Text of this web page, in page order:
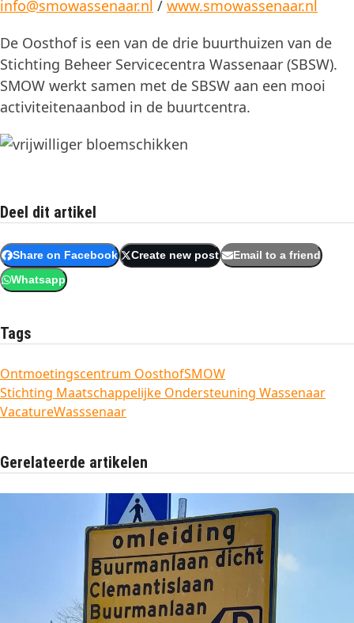
info@smowassenaar.nl / www.smowassenaar.nl
De Oosthof is een van de drie buurthuizen van de
Stichting Beheer Servicecentra Wassenaar (SBSW).
SMOW werkt samen met de SBSW aan een mooi
activiteitenaanbod in de buurtcentra.
Deel dit artikel
Share on Facebook Create new post Email to a friend
Whatsapp
Tags
Ontmoetingscentrum OosthofSMOW
Stichting Maatschappelijke Ondersteuning Wassenaar
VacatureWasssenaar
Gerelateerde artikelen